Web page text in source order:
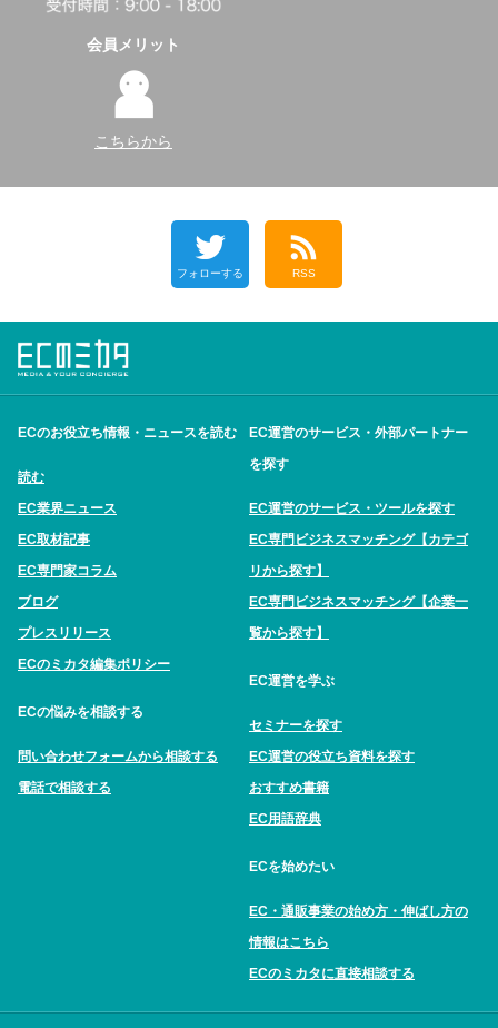
会員メリット
こちらから
フォローする RSS
ECのお役立ち情報・ニュースを読む
読む
EC業界ニュース
EC取材記事
EC専門家コラム
ブログ
プレスリリース
ECのミカタ編集ポリシー
ECの悩みを相談する
問い合わせフォームから相談する
電話で相談する
EC運営のサービス・外部パートナー
を探す
EC運営のサービス・ツールを探す
EC専門ビジネスマッチング【カテゴ
リから探す】
EC専門ビジネスマッチング【企業一
覧から探す】
EC運営を学ぶ
セミナーを探す
EC運営の役立ち資料を探す
おすすめ書籍
EC用語辞典
ECを始めたい
EC・通販事業の始め方・伸ばし方の
情報はこちら
ECのミカタに直接相談する